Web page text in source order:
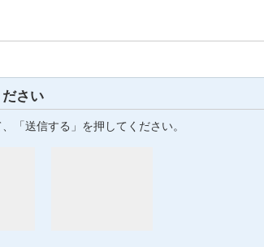
さい
「送信する」を押してください。